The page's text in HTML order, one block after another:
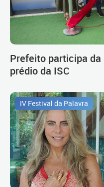
Prefeito participa
prédio da ISC
IV Festival da Palavra